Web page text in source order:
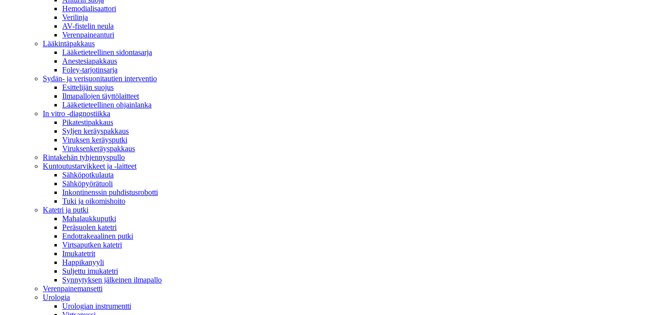
Hemodialisaattori
Verilinja
AV-fistelin neula
Verenpaineanturi
Lääkintäpakkaus
Lääketieteellinen sidontasarja
Anestesiapakkaus
Foley-tarjotinsarja
Sydän- ja verisuonitautien interventio
Esittelijän suojus
Ilmapallojen täyttölaitteet
Lääketieteellinen ohjainlanka
In vitro -diagnostiikka
Pikatestipakkaus
Syljen keräyspakkaus
Viruksen keräysputki
Viruksenkeräyspakkaus
Rintakehän tyhjennyspullo
Kuntoutustarvikkeet ja -laitteet
Sähköpotkulauta
Sähköpyörätuoli
Inkontinenssin puhdistusrobotti
Tuki ja oikomishoito
Katetri ja putki
Mahalaukkuputki
Peräsuolen katetri
Endotrakeaalinen putki
Virtsaputken katetri
Imukatetrit
Happikanyyli
Suljettu imukatetri
Synnytyksen jälkeinen ilmapallo
Verenpainemansetti
Urologia
Urologian instrumentti